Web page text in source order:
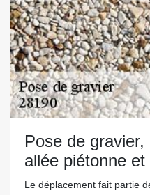
Pose de
allée piétonne
Le déplacement fait partie